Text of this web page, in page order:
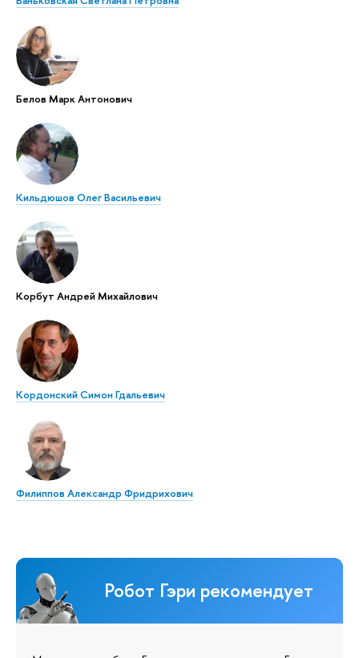
Белов Марк Антонович
Кильдюшов Олег Васильевич
Корбут Андрей Михайлович
Кордонский Симон Гдальевич
Филиппов Александр Фридрихович
Робот Гэри рекомендует